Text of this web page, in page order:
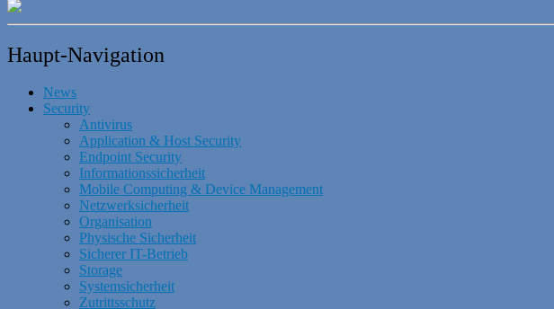
Haupt-Navigation
News
Security
Antivirus
Application & Host Security
Endpoint Security
Informationssicherheit
Mobile Computing & Device Management
Netzwerksicherheit
Organisation
Physische Sicherheit
Sicherer IT-Betrieb
Storage
Systemsicherheit
Zutrittsschutz